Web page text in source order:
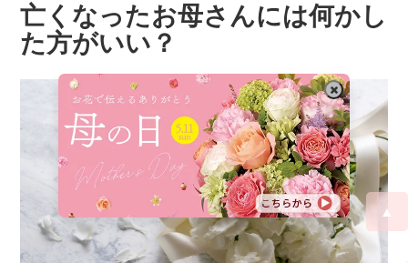
亡くなったお母さんには何かし
た方がいい？
▲